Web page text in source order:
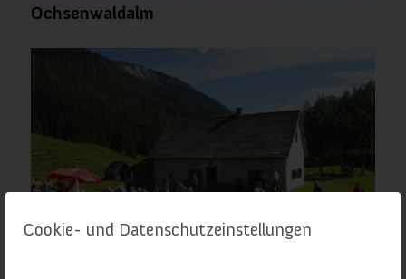
Cookie- und Datenschutzeinstellungen
Ochsenwaldalm